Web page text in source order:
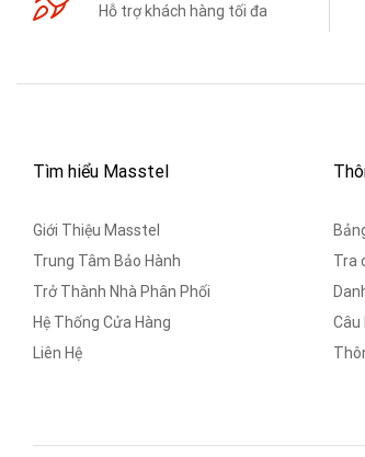
Hỗ trợ khách hàng tối đa
Tìm hiểu Masstel
Giới Thiệu Masstel
Trung Tâm Bảo Hành
Trở Thành Nhà Phân Phối
Hệ Thống Cửa Hàng
Liên Hệ
Tra
Câu